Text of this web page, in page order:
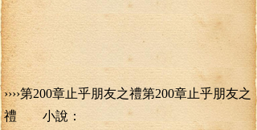
››››第200章止乎朋友之禮第200章止乎朋友之
禮 小說：